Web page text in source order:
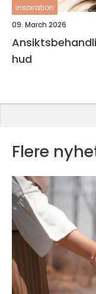
inspiration
09. March 2026
hud
Flere